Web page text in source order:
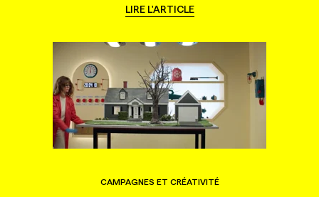
LIRE L'ARTICLE
CAMPAGNES ET CRÉATIVITÉ